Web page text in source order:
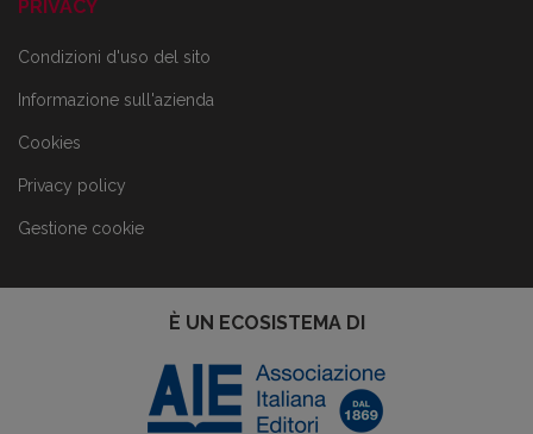
PRIVACY
Condizioni d'uso del sito
Informazione sull'azienda
Cookies
Privacy policy
Gestione cookie
È UN ECOSISTEMA DI